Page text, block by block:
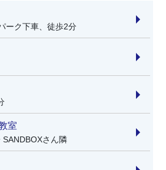
ーク下車、徒歩2分
室
さん隣